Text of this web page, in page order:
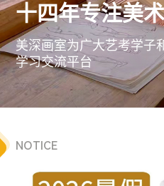
十四年专注美
美深画室为广大艺考学子
学习交流平台
NOTICE